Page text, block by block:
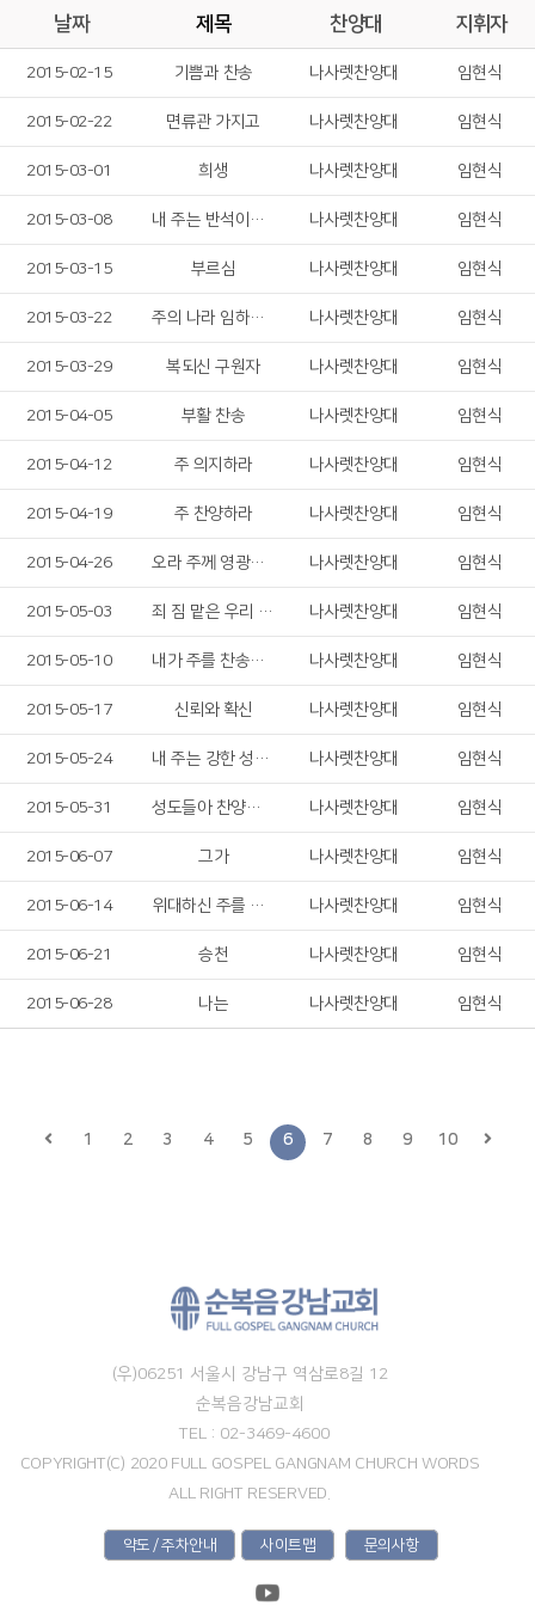
날짜 제목 찬양대 지휘자
2015-02-15 기쁨과 찬송 나사렛찬양대 임현식
2015-02-22 면류관 가지고 나사렛찬양대 임현식
2015-03-01 희생 나사렛찬양대 임현식
2015-03-08 내 주는 반석이시니 나사렛찬양대 임현식
2015-03-15 부르심 나사렛찬양대 임현식
2015-03-22 주의 나라 임하신다 나사렛찬양대 임현식
2015-03-29 복되신 구원자 나사렛찬양대 임현식
2015-04-05 부활 찬송 나사렛찬양대 임현식
2015-04-12 주 의지하라 나사렛찬양대 임현식
2015-04-19 주 찬양하라 나사렛찬양대 임현식
2015-04-26 오라 주께 영광의 찬양드리자 나사렛찬양대 임현식
2015-05-03 죄 짐 맡은 우리 구주 나사렛찬양대 임현식
2015-05-10 내가 주를 찬송하리 나사렛찬양대 임현식
2015-05-17 신뢰와 확신 나사렛찬양대 임현식
2015-05-24 내 주는 강한 성이요 나사렛찬양대 임현식
2015-05-31 성도들아 찬양하자 나사렛찬양대 임현식
2015-06-07 그가 나사렛찬양대 임현식
2015-06-14 위대하신 주를 찬양 나사렛찬양대 임현식
2015-06-21 승천 나사렛찬양대 임현식
2015-06-28 나는 나사렛찬양대 임현식
1 2 3 4 5 6 7 8 9 10
(우)06251 서울시 강남구 역삼로8길 12
순복음강남교회
TEL : 02-3469-4600
COPYRIGHT(C) 2020 FULL GOSPEL GANGNAM CHURCH WORDS
ALL RIGHT RESERVED.
약도 / 주차안내 사이트맵 문의사항